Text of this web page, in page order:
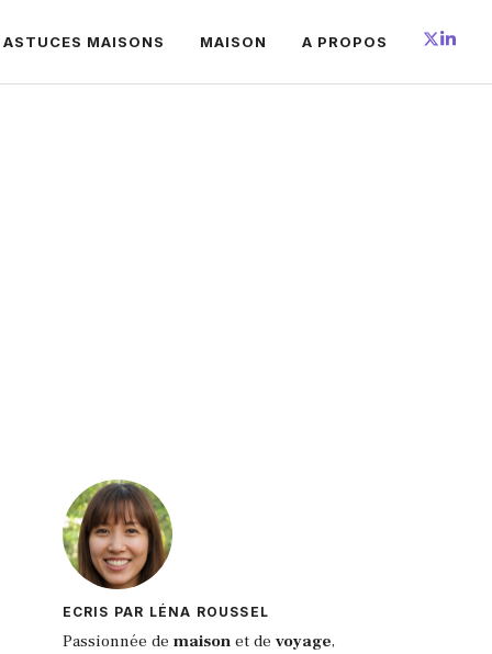
ASTUCES MAISONS MAISON A PROPOS
ECRIS PAR LÉNA ROUSSEL
Passionnée de maisonet de voyage,